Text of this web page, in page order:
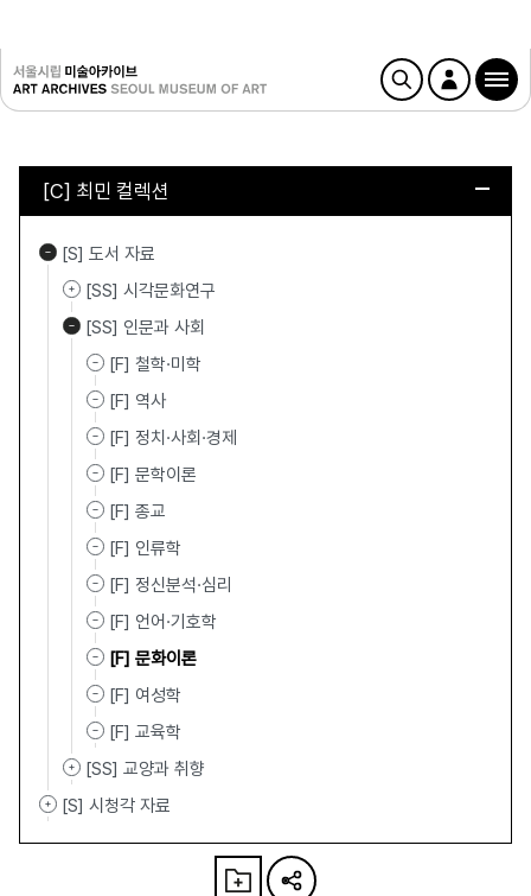
[C] 최민 컬렉션
[S] 도서 자료
[SS] 시각문화연구
[SS] 인문과 사회
[F] 철학·미학
[F] 역사
[F] 정치·사회·경제
[F] 문학이론
[F] 종교
[F] 인류학
[F] 정신분석·심리
[F] 언어·기호학
[F] 문화이론
[F] 여성학
[F] 교육학
[SS] 교양과 취향
[S] 시청각 자료